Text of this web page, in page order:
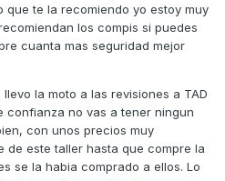
que te la recomiendo yo estoy muy
los compis si puedes
cuanta mas seguridad mejor
la moto a las revisiones a TAD
confianza no vas a tener ningun
con unos precios muy
de este taller hasta que compre la
se la habia comprado a ellos. Lo